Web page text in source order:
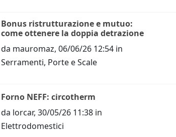
Bonus ristrutturazione e mutuo:
come ottenere la doppia detrazione
da mauromaz,06/06/26 12:54 in
Serramenti, Porte e Scale
Forno NEFF: circotherm
da lorcar,30/05/26 11:38 in
Elettrodomestici